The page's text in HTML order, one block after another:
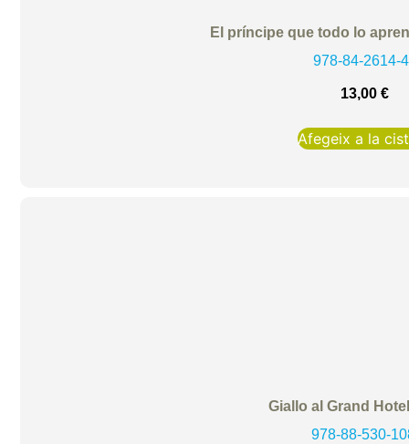
El príncipe que todo lo
978-84-2614-
13,00€
Afegeix a la
Giallo al Grand
978-88-530-